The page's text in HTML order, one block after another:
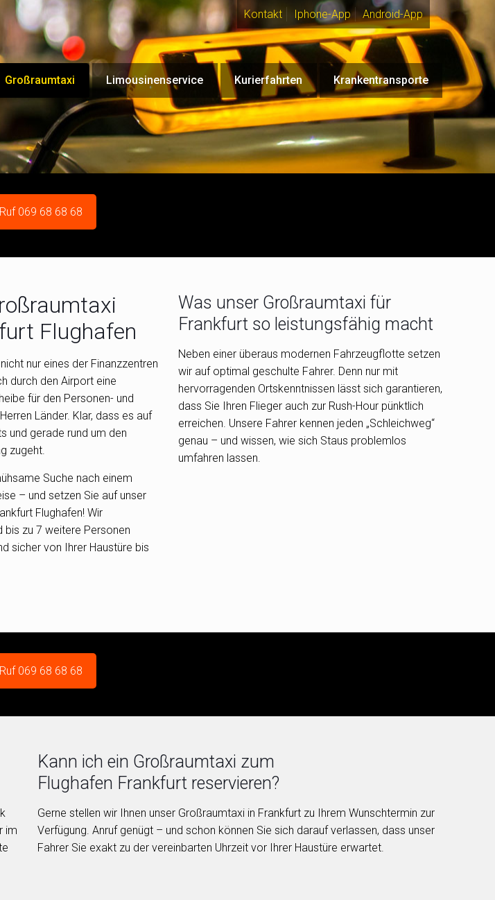
Kontakt Iphone-App Android-App
Großraumtaxi Limousinenservice Kurierfahrten Krankentransporte
069 68 68 68
Flughafen
nur eines der Finanzzentren
durch den Airport eine
für den Personen- und
Länder. Klar, dass es auf
und gerade rund um den
zugeht.
Suche nach einem
– und setzen Sie auf unser
Flughafen! Wir
bis zu 7 weitere Personen
sicher von Ihrer Haustüre bis
Was unser Großraumtaxi für
Frankfurt so leistungsfähig macht
Neben einer überaus modernen Fahrzeugflotte setzen
wir auf optimal geschulte Fahrer. Denn nur mit
hervorragenden Ortskenntnissen lässt sich garantieren,
dass Sie Ihren Flieger auch zur Rush-Hour pünktlich
erreichen. Unsere Fahrer kennen jeden „Schleichweg“
genau – und wissen, wie sich Staus problemlos
umfahren lassen.
069 68 68 68
im
Kann ich ein Großraumtaxi zum
Flughafen Frankfurt reservieren?
Gerne stellen wir Ihnen unser Großraumtaxi in Frankfurt zu Ihrem Wunschtermin zur
Verfügung. Anruf genügt – und schon können Sie sich darauf verlassen, dass unser
Fahrer Sie exakt zu der vereinbarten Uhrzeit vor Ihrer Haustüre erwartet.